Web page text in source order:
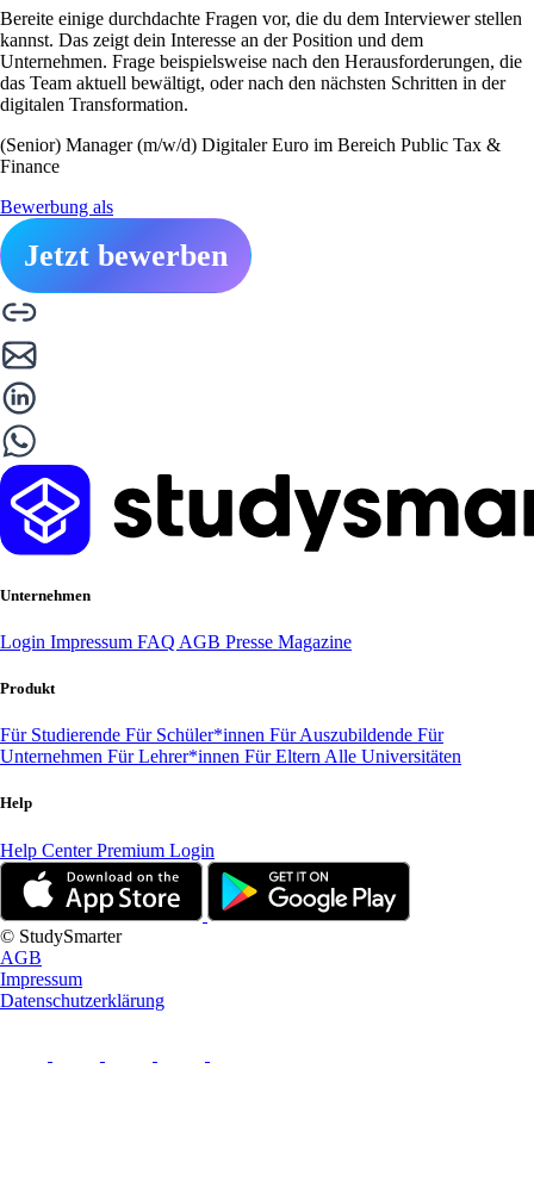
Bereite einige durchdachte Fragen vor, die du dem Interviewer stellen
kannst. Das zeigt dein Interesse an der Position und dem
Unternehmen. Frage beispielsweise nach den Herausforderungen, die
das Team aktuell bewältigt, oder nach den nächsten Schritten in der
digitalen Transformation.
(Senior) Manager (m/w/d) Digitaler Euro im Bereich Public Tax &
Finance
Bewerbung als
Jetzt bewerben
Unternehmen
Login Impressum FAQ AGB Presse Magazine
Produkt
Für Studierende Für Schüler*innen Für Auszubildende Für
Unternehmen Für Lehrer*innen Für Eltern Alle Universitäten
Help
Help CenterPremium Login
© StudySmarter
AGB
Impressum
Datenschutzerklärung